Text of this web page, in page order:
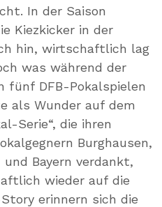
In der Saison
Kiezkicker in der
hin, wirtschaftlich lag
was während der
fünf DFB-Pokalspielen
als Wunder auf dem
Serie“, die ihren
Burghausen,
und Bayern verdankt,
wieder auf die
erinnern sich die